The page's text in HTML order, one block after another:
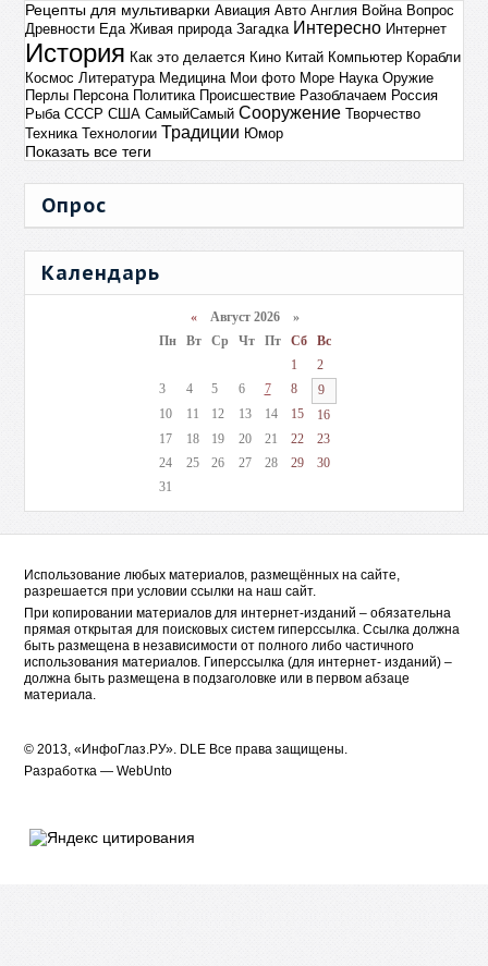
Рецепты для мультиварки Авиация Авто Англия Война Вопрос
Древности Еда Живая природа Загадка Интересно Интернет
История Как это делается Кино Китай Компьютер Корабли
Космос Литература Медицина Мои фото Море Наука Оружие
Перлы Персона Политика Происшествие Разоблачаем Россия
Рыба СССР США СамыйСамый Сооружение Творчество
Техника Технологии Традиции Юмор
Показать все теги
Опрос
Календарь
«Август 2026 »
Пн
Вт Ср Чт Пт Сб
Вс
1
2
3
4 5 6 7 8
9
10
11 12 13 14 15
16
17
18 19 20 21 22
23
24
25 26 27 28 29
30
31
Использование любых материалов, размещённых на сайте,
разрешается при условии ссылки на наш сайт.
При копировании материалов для интернет-изданий – обязательна
прямая открытая для поисковых систем гиперссылка. Ссылка должна
быть размещена в независимости от полного либо частичного
использования материалов. Гиперссылка (для интернет- изданий) –
должна быть размещена в подзаголовке или в первом абзаце
материала.
© 2013, «ИнфоГлаз.РУ». DLE Все права защищены.
Разработка —WebUnto